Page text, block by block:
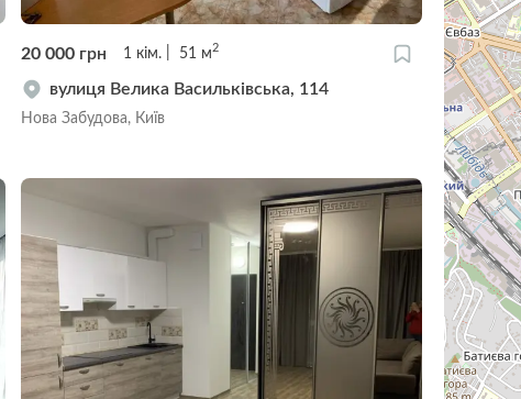
20 000 грн 1 кім. 51 м2
вулиця Велика Васильківська, 114
Нова Забудова, Київ